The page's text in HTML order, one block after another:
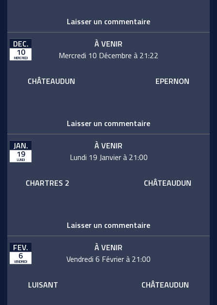
Laisser un commentaire
DEC.
10
MERCREDI
À VENIR
Mercredi 10 Décembre à 21:22
CHÂTEAUDUN EPERNON
Laisser un commentaire
JAN.
19
LUNDI
À VENIR
Lundi 19 Janvier à 21:00
CHARTRES 2 CHÂTEAUDUN
Laisser un commentaire
FEV.
6
VENDREDI
À VENIR
Vendredi 6 Février à 21:00
LUISANT CHÂTEAUDUN